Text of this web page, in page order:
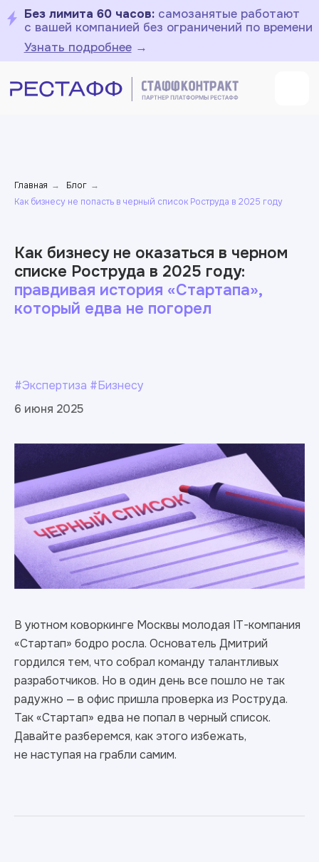
Без лимита 60 часов:самозанятые работают
с вашей компанией без ограничений по времени
Узнать подробнее →
Главная → Блог →
Как бизнесу не попасть в черный список Роструда в 2025 году
Как бизнесу не оказаться в черном
списке Роструда в 2025 году:
правдивая история «Стартапа»,
который едва не погорел
6 июня 2025
#Экспертиза #Бизнесу
В уютном коворкинге Москвы молодая IT-компания
«Стартап» бодро росла. Основатель Дмитрий
гордился тем, что собрал команду талантливых
разработчиков. Но в один день все пошло не так
радужно — в офис пришла проверка из Роструда.
Так «Стартап» едва не попал в черный список.
Давайте разберемся, как этого избежать,
не наступая на грабли самим.